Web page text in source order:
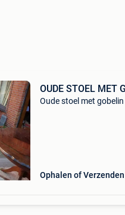
OUDE STOEL MET
Oude stoel met gobelin
Ophalen of Verzenden